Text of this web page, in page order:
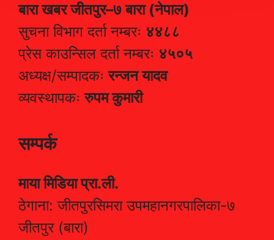
बारा खबर जीतपुर–७ बारा (नेपाल)
सुचना विभाग दर्ता नम्बरः ४४८८
प्रेस काउन्सिल दर्ता नम्बरः ४५०५
अध्यक्ष/सम्पादकःरन्जन यादव
व्यवस्थापकःरुपम कुमारी
सम्पर्क
माया मिडिया प्रा.ली.
ठेगाना: जीतपुरसिमरा उपमहानगरपालिका-७
जीतपुर (बारा)